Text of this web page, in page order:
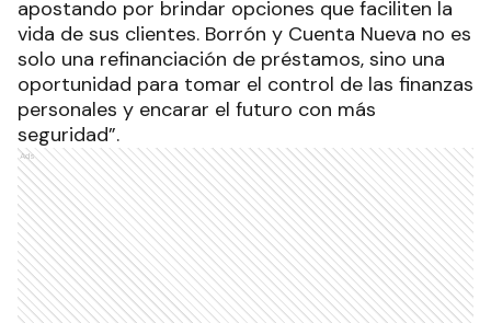
apostando por brindar opciones que faciliten la
vida de sus clientes. Borrón y Cuenta Nueva no es
solo una refinanciación de préstamos, sino una
oportunidad para tomar el control de las finanzas
personales y encarar el futuro con más
seguridad”.
Ads